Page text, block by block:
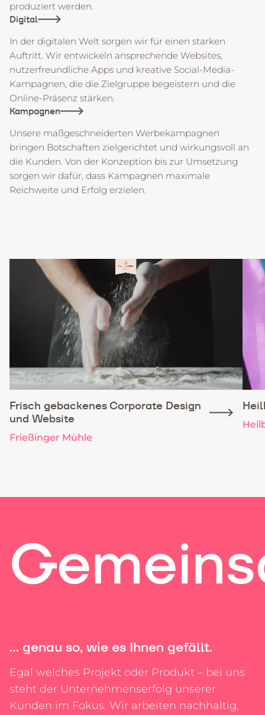
produziert werden.
Digital
In der digitalen Welt sorgen wir für einen starken
Auftritt. Wir entwickeln ansprechende Websites,
nutzerfreundliche Apps und kreative Social-Media-
Kampagnen, die die Zielgruppe begeistern und die
Online-Präsenz stärken.
Kampagnen
Unsere maßgeschneiderten Werbekampagnen
bringen Botschaften zielgerichtet und wirkungsvoll an
die Kunden. Von der Konzeption bis zur Umsetzung
sorgen wir dafür, dass Kampagnen maximale
Reichweite und Erfolg erzielen.
Frisch gebackenes Corporate Design
und Website
Frießinger Mühle
... genau so, wie es Ihnen gefällt.
Egal welches Projekt oder Produkt – bei uns
steht der Unternehmenserfolg unserer
Kunden im Fokus. Wir arbeiten nachhaltig,